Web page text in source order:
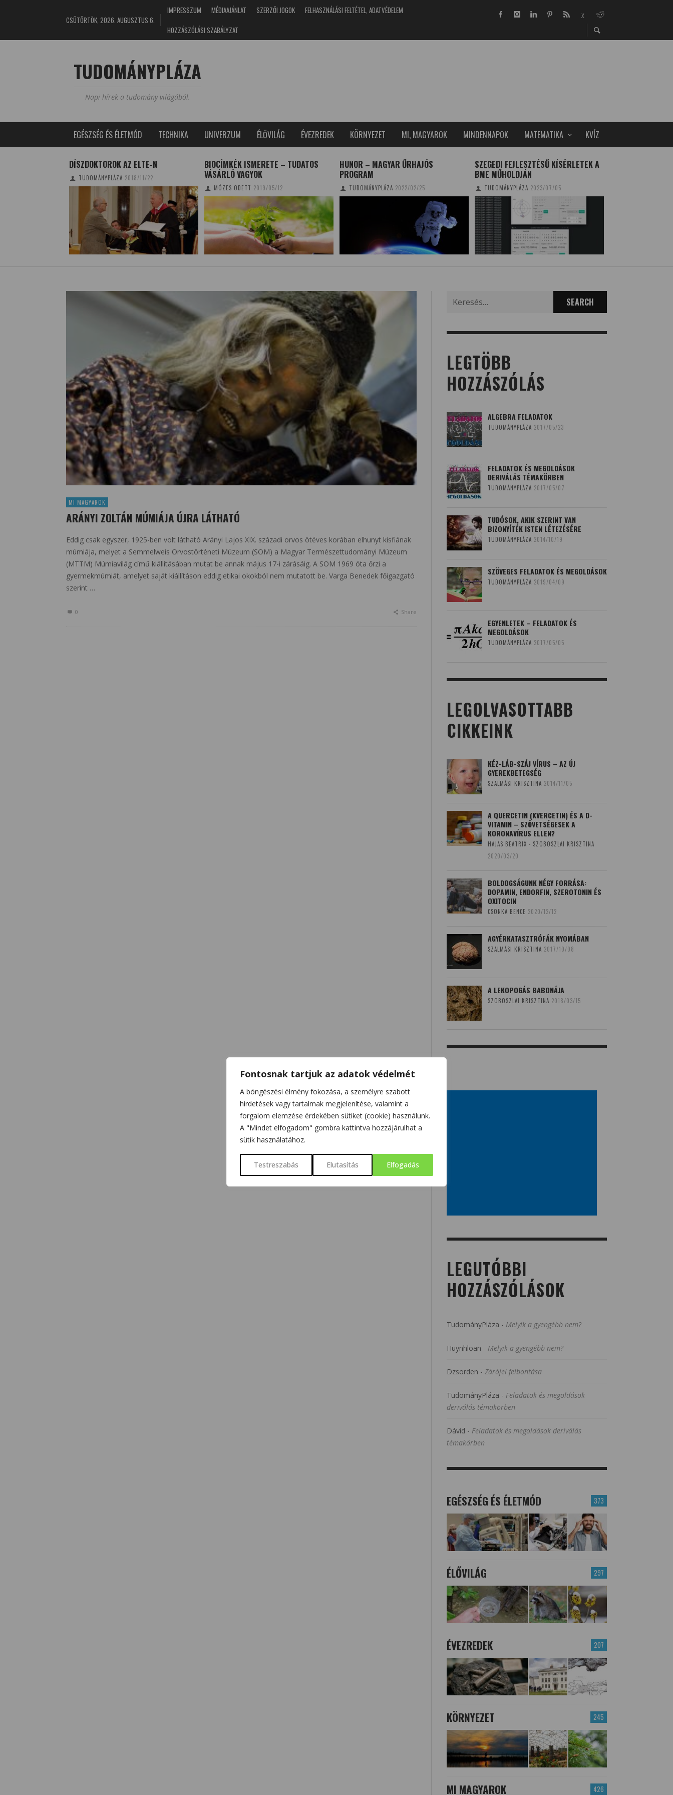
Fontosnak tartjuk az adatok védelmét
A böngészési élmény fokozása, a személyre szabott
hirdetések vagy tartalmak megjelenítése, valamint a
forgalom elemzése érdekében sütiket (cookie) használunk.
A "Mindet elfogadom" gombra kattintva hozzájárulhat a
sütik használatához.
Testreszabás Elutasítás Elfogadás
CSÜTÖRTÖK, 2026. AUGUSZTUS 6.
IMPRESSZUM MÉDIAAJÁNLAT SZERZŐI JOGOK
FELHASZNÁLÁSI FELTÉTEL, ADATVÉDELEM
HOZZÁSZÓLÁSI SZABÁLYZAT
TUDOMÁNYPLÁZA
Napi hírek a tudomány világából.
EGÉSZSÉG ÉS ÉLETMÓD TECHNIKA UNIVERZUM ÉLŐVILÁG ÉVEZREDEK KÖRNYEZET MI, MAGYAROK MINDENNAPOK MATEMATIKA KVÍZ
DÍSZDOKTOROK AZ ELTE-N
TUDOMÁNYPLÁZA 2018/11/22
BIOCÍMKÉK ISMERETE – TUDATOS
VÁSÁRLÓ VAGYOK
MÓZES ODETT 2019/05/12
HUNOR – MAGYAR ŰRHAJÓS
PROGRAM
TUDOMÁNYPLÁZA 2022/02/25
SZEGEDI FEJLESZTÉSŰ KÍSÉRLETEK A
BME MŰHOLDJÁN
TUDOMÁNYPLÁZA 2023/07/05
MI MAGYAROK
ARÁNYI ZOLTÁN MÚMIÁJA ÚJRA LÁTHATÓ
Eddig csak egyszer, 1925-ben volt látható Arányi Lajos XIX. századi orvos ötéves korában elhunyt kisfiának
múmiája, melyet a Semmelweis Orvostörténeti Múzeum (SOM) a Magyar Természettudományi Múzeum
(MTTM) Múmiavilág című kiállításában mutat be annak május 17-i zárásáig. A SOM 1969 óta őrzi a
gyermekmúmiát, amelyet saját kiállításon eddig etikai okokból nem mutatott be. Varga Benedek főigazgató
szerint …
0 Share
for:
LEGTÖBB
HOZZÁSZÓLÁS
ALGEBRA FELADATOK
TUDOMÁNYPLÁZA 2017/05/23
FELADATOK ÉS MEGOLDÁSOK
DERIVÁLÁS TÉMAKÖRBEN
TUDOMÁNYPLÁZA 2017/05/07
TUDÓSOK, AKIK SZERINT VAN
BIZONYÍTÉK ISTEN LÉTEZÉSÉRE
TUDOMÁNYPLÁZA 2014/10/19
SZÖVEGES FELADATOK ÉS MEGOLDÁSOK
TUDOMÁNYPLÁZA 2019/04/09
EGYENLETEK – FELADATOK ÉS
MEGOLDÁSOK
TUDOMÁNYPLÁZA 2017/05/05
LEGOLVASOTTABB
CIKKEINK
KÉZ-LÁB-SZÁJ VÍRUS – AZ ÚJ
GYEREKBETEGSÉG
SZALMÁSI KRISZTINA 2014/11/05
A QUERCETIN (KVERCETIN) ÉS A D-
VITAMIN – SZÖVETSÉGESEK A
KORONAVÍRUS ELLEN?
HAJAS BEATRIX - SZOBOSZLAI KRISZTINA
2020/03/20
BOLDOGSÁGUNK NÉGY FORRÁSA:
DOPAMIN, ENDORFIN, SZEROTONIN ÉS
OXITOCIN
CSONKA BENCE 2020/12/12
AGYÉRKATASZTRÓFÁK NYOMÁBAN
SZALMÁSI KRISZTINA 2017/10/08
A LEKOPOGÁS BABONÁJA
SZOBOSZLAI KRISZTINA 2018/03/15
LEGUTÓBBI
HOZZÁSZÓLÁSOK
TudományPláza - Melyik a gyengébb nem?
Huynhloan - Melyik a gyengébb nem?
Dzsorden - Zárójel felbontása
TudományPláza - Feladatok és megoldások
deriválás témakörben
Dávid - Feladatok és megoldások deriválás
témakörben
373
EGÉSZSÉG ÉS ÉLETMÓD
297
ÉLŐVILÁG
207
ÉVEZREDEK
245
KÖRNYEZET
426
MI MAGYAROK